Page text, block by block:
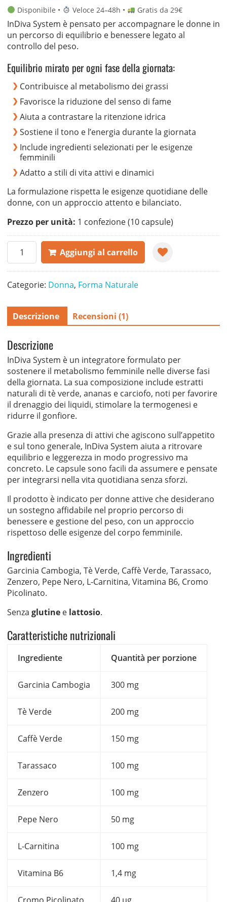
recensio
ni
originale
era:
74,00 €.
attuale
è:
39,00 €.
Disponibile • Veloce 24–48h • Gratis da 29€
InDiva System è pensato per accompagnare le donne in
un percorso di equilibrio e benessere legato al
controllo del peso.
Equilibrio mirato per ogni fase della giornata:
Contribuisce al metabolismo dei grassi
Favorisce la riduzione del senso di fame
Aiuta a contrastare la ritenzione idrica
Sostiene il tono e l’energia durante la giornata
Include ingredienti selezionati per le esigenze
femminili
Adatto a stili di vita attivi e dinamici
La formulazione rispetta le esigenze quotidiane delle
donne, con un approccio attento e bilanciato.
Prezzo per unità: 1 confezione (10 capsule)
InDiva
System
quantità
Aggiungi al carrello
Categorie: Donna, Forma Naturale
Descrizione Recensioni (1)
Descrizione
InDiva System è un integratore formulato per
sostenere il metabolismo femminile nelle diverse fasi
della giornata. La sua composizione include estratti
naturali di tè verde, ananas e carciofo, noti per favorire
il drenaggio dei liquidi, stimolare la termogenesi e
ridurre il gonfiore.
Grazie alla presenza di attivi che agiscono sull’appetito
e sul tono generale, InDiva System aiuta a ritrovare
equilibrio e leggerezza in modo progressivo ma
concreto. Le capsule sono facili da assumere e pensate
per integrarsi nella vita quotidiana senza sforzi.
Il prodotto è indicato per donne attive che desiderano
un sostegno affidabile nel proprio percorso di
benessere e gestione del peso, con un approccio
rispettoso delle esigenze del corpo femminile.
Ingredienti
Garcinia Cambogia, Tè Verde, Caffè Verde, Tarassaco,
Zenzero, Pepe Nero, L-Carnitina, Vitamina B6, Cromo
Picolinato.
Senza glutinee lattosio.
Caratteristiche nutrizionali
Ingrediente Quantità per porzione
Garcinia Cambogia 300 mg
Tè Verde 200 mg
Caffè Verde 150 mg
Tarassaco 100 mg
Zenzero 100 mg
Pepe Nero 50 mg
L-Carnitina 100 mg
Vitamina B6 1,4 mg